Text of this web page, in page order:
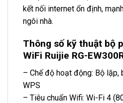
kết nối internet ổn định,
ngôi nhà.
Thông số kỹ thuật bộ
WiFi Ruijie RG-
– Chế độ hoạt động: Bộ lặp,
WPS
– Tiêu chuẩn Wifi: Wi-Fi 4